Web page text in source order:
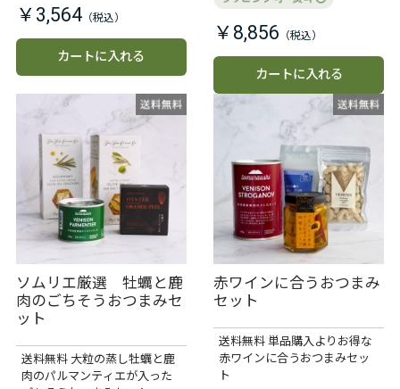
￥3,564
カートに入れる
￥8,856
カートに入れる
ソムリエ厳選 牡蠣と鹿
肉のごちそうおつまみセ
ット
送料無料 大粒の蒸し牡蠣と鹿
肉のパルマンティエが入った
赤ワインに合うおつまみ
セット
送料無料 単品購入よりお得な
赤ワインに合うおつまみセッ
ト